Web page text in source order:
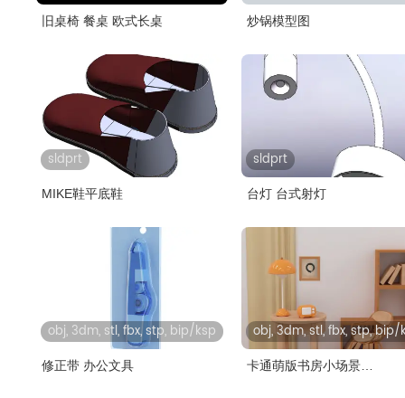
旧桌椅 餐桌 欧式长桌 炒锅模型图
sldprt
MIKE鞋平底鞋
sldprt
台灯 台式射灯
obj, 3dm, stl, fbx, stp, bip/ksp
修正带 办公文具
obj, 3dm, stl, fbx, stp, bip/
卡通萌版书房小场景